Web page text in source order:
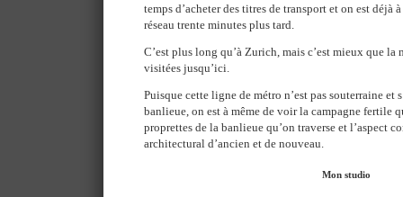
temps d’acheter des titres de transport et on est déjà
réseau trente minutes plus tard.
C’est plus long qu’à Zurich, mais c’est mieux que la
visitées jusqu’ici.
Puisque cette ligne de métro n’est pas souterraine et
banlieue, on est à même de voir la campagne fertile
proprettes de la banlieue qu’on traverse et l’aspect
architectural d’ancien et de nouveau.
Mon studio